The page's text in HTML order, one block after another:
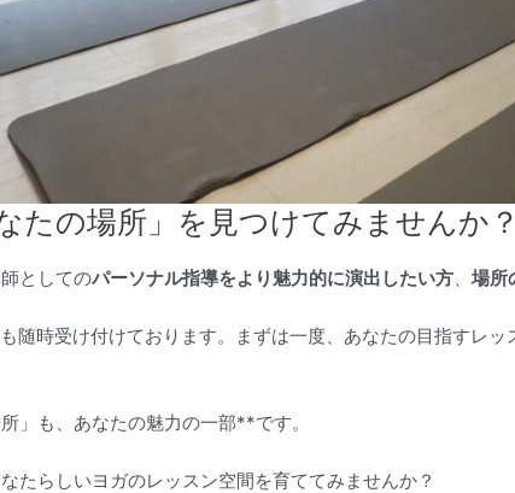
たの場所」を見つけてみませんか？
としてのパーソナル指導をより魅力的に演出したい方 、場所
随時受け付けております。まずは一度、あなたの目指すレ
」も、あなたの魅力の一部**です。
たらしいヨガのレッスン空間を育ててみませんか？